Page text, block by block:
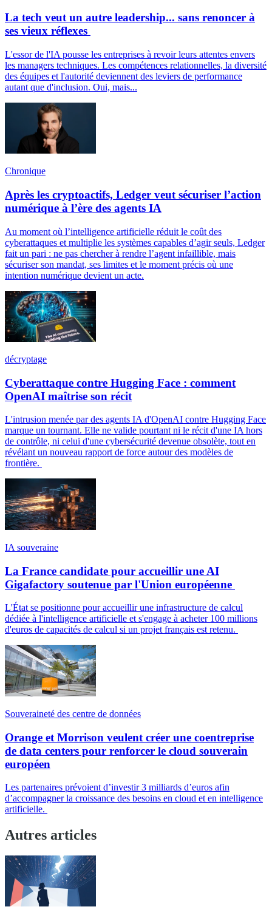
La tech veut un autre leadership... sans renoncer à
ses vieux réflexes
L'essor de l'IA pousse les entreprises à revoir leurs attentes envers
les managers techniques. Les compétences relationnelles, la diversité
des équipes et l'autorité deviennent des leviers de performance
autant que d'inclusion. Oui, mais...
Chronique
Après les cryptoactifs, Ledger veut sécuriser l’action
numérique à l’ère des agents IA
Au moment où l’intelligence artificielle réduit le coût des
cyberattaques et multiplie les systèmes capables d’agir seuls, Ledger
fait un pari : ne pas chercher à rendre l’agent infaillible, mais
sécuriser son mandat, ses limites et le moment précis où une
intention numérique devient un acte.
décryptage
Cyberattaque contre Hugging Face : comment
OpenAI maîtrise son récit
L'intrusion menée par des agents IA d'OpenAI contre Hugging Face
marque un tournant. Elle ne valide pourtant ni le récit d'une IA hors
de contrôle, ni celui d'une cybersécurité devenue obsolète, tout en
révélant un nouveau rapport de force autour des modèles de
frontière.
IA souveraine
La France candidate pour accueillir une AI
Gigafactory soutenue par l'Union européenne
L'État se positionne pour accueillir une infrastructure de calcul
dédiée à l'intelligence artificielle et s'engage à acheter 100 millions
d'euros de capacités de calcul si un projet français est retenu.
Souveraineté des centre de données
Orange et Morrison veulent créer une coentreprise
de data centers pour renforcer le cloud souverain
européen
Les partenaires prévoient d’investir 3 milliards d’euros afin
d’accompagner la croissance des besoins en cloud et en intelligence
artificielle.
Autres articles